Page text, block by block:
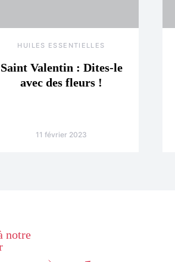
HUILES ESSENTIELLES
Saint Valentin : Dites-le
avec des fleurs !
11 février 2023
notre